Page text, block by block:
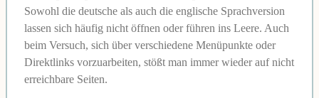
Sowohl die deutsche als auch die englische Sprachversion
lassen sich häufig nicht öffnen oder führen ins Leere. Auch
beim Versuch, sich über verschiedene Menüpunkte oder
Direktlinks vorzuarbeiten, stößt man immer wieder auf nicht
erreichbare Seiten.